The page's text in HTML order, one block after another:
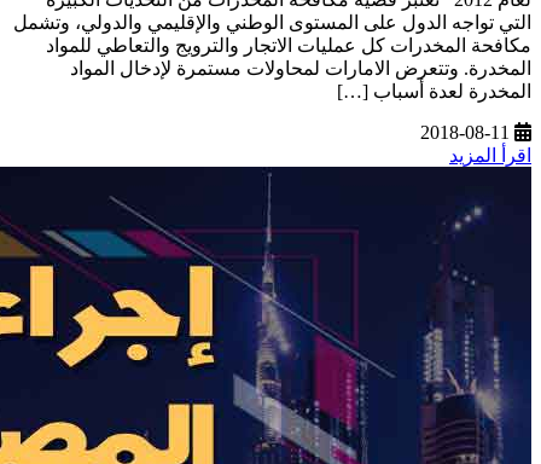
التي تواجه الدول على المستوى الوطني والإقليمي والدولي، وتشمل
مكافحة المخدرات كل عمليات الاتجار والترويج والتعاطي للمواد
المخدرة. وتتعرض الامارات لمحاولات مستمرة لإدخال المواد
المخدرة لعدة أسباب […]
2018-08-11
اقرأ المزيد